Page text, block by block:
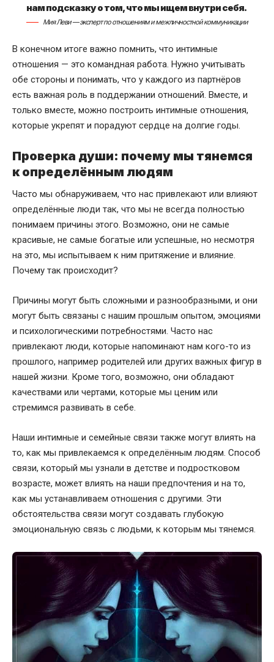
нам подсказку о том, что мы ищем внутри себя.
Мия Леви — эксперт по отношениям и межличностной коммуникации
В конечном итоге важно помнить, что интимные
отношения — это командная работа. Нужно учитывать
обе стороны и понимать, что у каждого из партнёров
есть важная роль в поддержании отношений. Вместе, и
только вместе, можно построить интимные отношения,
которые укрепят и порадуют сердце на долгие годы.
Проверка души: почему мы тянемся
к определённым людям
Часто мы обнаруживаем, что нас привлекают или влияют
определённые люди так, что мы не всегда полностью
понимаем причины этого. Возможно, они не самые
красивые, не самые богатые или успешные, но несмотря
на это, мы испытываем к ним притяжение и влияние.
Почему так происходит?
Причины могут быть сложными и разнообразными, и они
могут быть связаны с нашим прошлым опытом, эмоциями
и психологическими потребностями. Часто нас
привлекают люди, которые напоминают нам кого-то из
прошлого, например родителей или других важных фигур в
нашей жизни. Кроме того, возможно, они обладают
качествами или чертами, которые мы ценим или
стремимся развивать в себе.
Наши интимные и семейные связи также могут влиять на
то, как мы привлекаемся к определённым людям. Способ
связи, который мы узнали в детстве и подростковом
возрасте, может влиять на наши предпочтения и на то,
как мы устанавливаем отношения с другими. Эти
обстоятельства связи могут создавать глубокую
эмоциональную связь с людьми, к которым мы тянемся.